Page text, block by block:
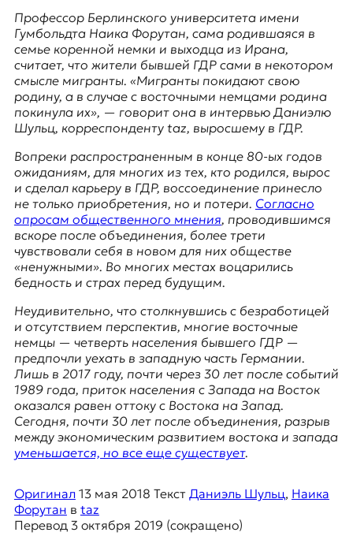
к
а
я
ж
у
р
н
а
л
и
с
т
и
к
а
в
п
е
р
е
в
о
д
е
и
к
о
н
т
к
с
т
Профессор Берлинского университета имени
Гумбольдта Наика Форутан, сама родившаяся в
семье коренной немки и выходца из Ирана,
считает, что жители бывшей ГДР сами в некотором
смысле мигранты. «Мигранты покидают свою
родину, а в случае с восточными немцами родина
покинула их», — говорит она в интервью Даниэлю
Шульц, корреспонденту taz, выросшему в ГДР.
Вопреки распространенным в конце 80-ых годов
ожиданиям, для многих из тех, кто родился, вырос
и сделал карьеру в ГДР, воссоединение принесло
не только приобретения, но и потери. Согласно
опросам общественного мнения, проводившимся
вскоре после объединения, более трети
чувствовали себя в новом для них обществе
«ненужными». Во многих местах воцарились
бедность и страх перед будущим.
Неудивительно, что столкнувшись с безработицей
и отсутствием перспектив, многие восточные
немцы — четверть населения бывшего ГДР —
предпочли уехать в западную часть Германии.
Лишь в 2017 году, почти через 30 лет после событий
1989 года, приток населения с Запада на Восток
оказался равен оттоку с Востока на Запад.
Сегодня, почти 30 лет после объединения, разрыв
между экономическим развитием востока и запада
уменьшается, но все еще существует.
Оригинал 13 мая 2018 Текст Даниэль Шульц, Наика
Форутан в taz
Перевод 3 октября 2019 (сокращено)